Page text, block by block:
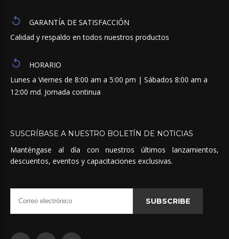
GARANTÍA DE SATISFACCIÓN
Calidad y respaldo en todos nuestros productos
HORARIO
Lunes a Viernes de 8:00 am a 5:00 pm | Sábados 8:00 am a
12:00 md. Jornada continua
SUSCRÍBASE A NUESTRO BOLETÍN DE NOTICIAS
Manténgase al día con nuestros últimos lanzamientos,
descuentos, eventos y capacitaciones exclusivas.
SUBSCRIBE